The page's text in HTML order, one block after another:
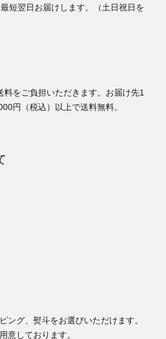
短翌日お届けします。（土日祝日を
料をご負担いただきます。お届け先1
円（税込）以上で送料無料。
ング、熨斗をお選びいただけます。
意しております。